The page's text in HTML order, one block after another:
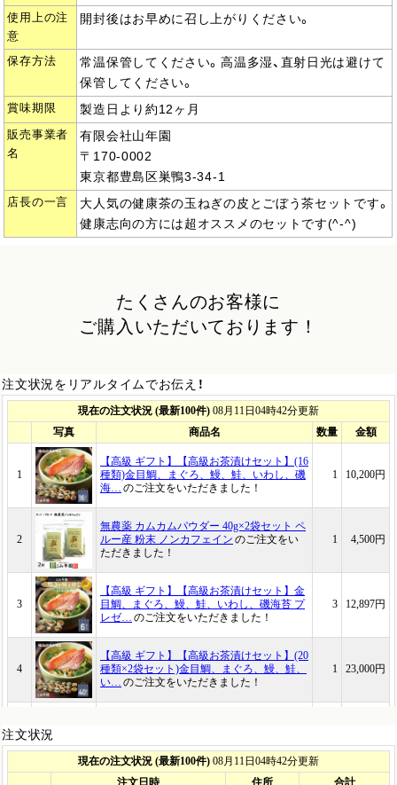
使用上の注
意
開封後はお早めに召し上がりください。
保存方法
常温保管してください。高温多湿、直射日光は避けて
保管してください。
賞味期限 製造日より約12ヶ月
販売事業者
名
有限会社山年園
〒170-0002
東京都豊島区巣鴨3-34-1
店長の一言
大人気の健康茶の玉ねぎの皮とごぼう茶セットです。
健康志向の方には超オススメのセットです(^-^)
たくさんのお客様に
ご購入いただいております！
注文状況をリアルタイムでお伝え！
注文状況